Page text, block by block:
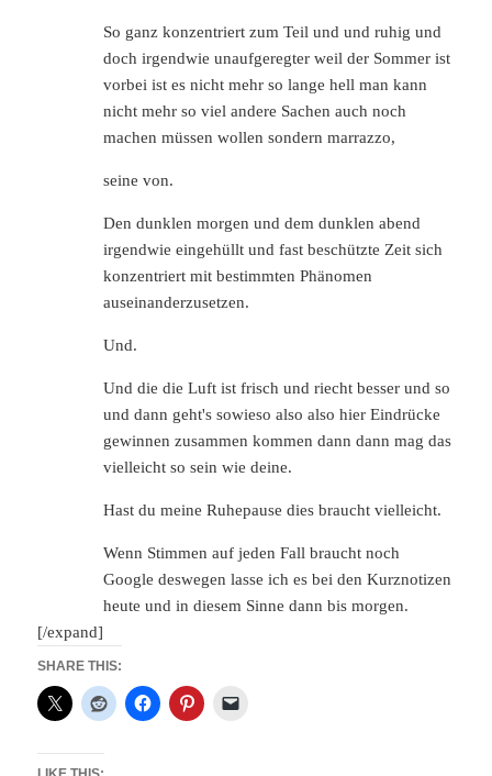
So ganz konzentriert zum Teil und und ruhig und
doch irgendwie unaufgeregter weil der Sommer ist
vorbei ist es nicht mehr so lange hell man kann
nicht mehr so viel andere Sachen auch noch
machen müssen wollen sondern marrazzo,
seine von.
Den dunklen morgen und dem dunklen abend
irgendwie eingehüllt und fast beschützte Zeit sich
konzentriert mit bestimmten Phänomen
auseinanderzusetzen.
Und.
Und die die Luft ist frisch und riecht besser und so
und dann geht's sowieso also also hier Eindrücke
gewinnen zusammen kommen dann dann mag das
vielleicht so sein wie deine.
Hast du meine Ruhepause dies braucht vielleicht.
Wenn Stimmen auf jeden Fall braucht noch
Google deswegen lasse ich es bei den Kurznotizen
heute und in diesem Sinne dann bis morgen.
[/expand]
SHARE THIS: